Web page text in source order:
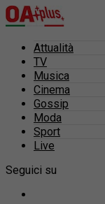
Attualità
TV
Musica
Cinema
Gossip
Moda
Sport
Live
Seguici su